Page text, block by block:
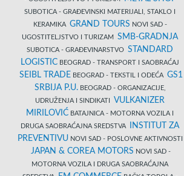
SUBOTICA - GRAĐEVINSKI MATERIJALI, STAKLO I
KERAMIKA GRAND TOURS NOVI SAD -
UGOSTITELJSTVO I TURIZAM SMB-GRADNJA
SUBOTICA - GRAĐEVINARSTVO STANDARD
LOGISTIC BEOGRAD - TRANSPORT I SAOBRAĆAJ
SEIBL TRADE BEOGRAD - TEKSTIL I ODEĆA GS1
SRBIJA P.U.BEOGRAD - ORGANIZACIJE,
UDRUŽENJA I SINDIKATI VULKANIZER
MIRILOVIĆ BATAJNICA - MOTORNA VOZILA I
DRUGA SAOBRAĆAJNA SREDSTVA
INSTITUT ZA
PREVENTIVUNOVI SAD - POSLOVNE AKTIVNOSTI
JAPAN & COREA MOTORS NOVI SAD -
MOTORNA VOZILA I DRUGA SAOBRAĆAJNA